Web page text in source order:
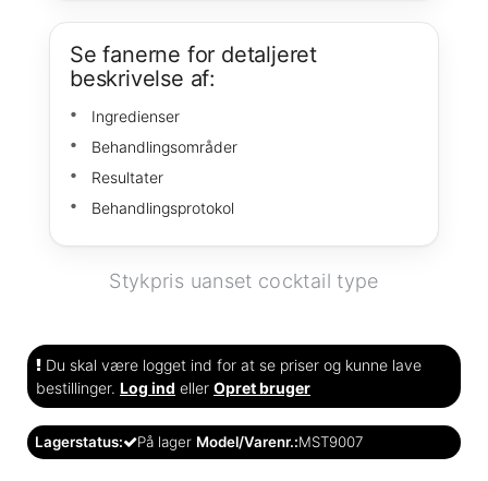
Se fanerne for detaljeret
beskrivelse af:
Ingredienser
Behandlingsområder
Resultater
Behandlingsprotokol
Stykpris uanset cocktail type
Du skal være logget ind for at se priser og kunne lave
bestillinger. Log ind eller Opret bruger
Lagerstatus: På lager Model/Varenr.:MST9007